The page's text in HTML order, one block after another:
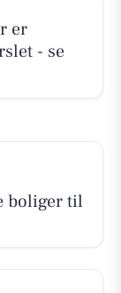
er
- se
boliger til